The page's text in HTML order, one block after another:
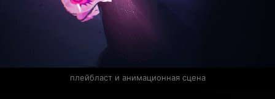
плейбласт и анимационная сцена